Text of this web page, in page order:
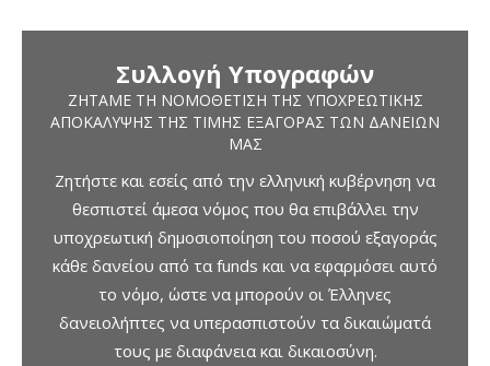
Συλλογή Υπογραφών
ΖΗΤΆΜΕ ΤΗ ΝΟΜΟΘΈΤΙΣΗ ΤΗΣ ΥΠΟΧΡΕΩΤΙΚΉΣ
ΑΠΟΚΆΛΥΨΗΣ ΤΗΣ ΤΙΜΉΣ ΕΞΑΓΟΡΆΣ ΤΩΝ ΔΑΝΕΊΩΝ
ΜΑΣ
Ζητήστε και εσείς από την ελληνική κυβέρνηση να
θεσπιστεί άμεσα νόμος που θα επιβάλλει την
υποχρεωτική δημοσιοποίηση του ποσού εξαγοράς
κάθε δανείου από τα funds και να εφαρμόσει αυτό
το νόμο, ώστε να μπορούν οι Έλληνες
δανειολήπτες να υπερασπιστούν τα δικαιώματά
τους με διαφάνεια και δικαιοσύνη.